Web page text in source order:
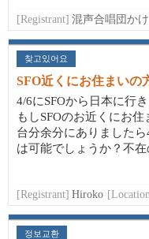
[Registrant] 混声合唱団か
찾고있어요
SFO近くにお住まいの
4/6にSFOから日本に行き
もしSFOのお近くにお
台分余分にありました
は可能でしょうか？不
[Registrant] Hiroko
정보교환